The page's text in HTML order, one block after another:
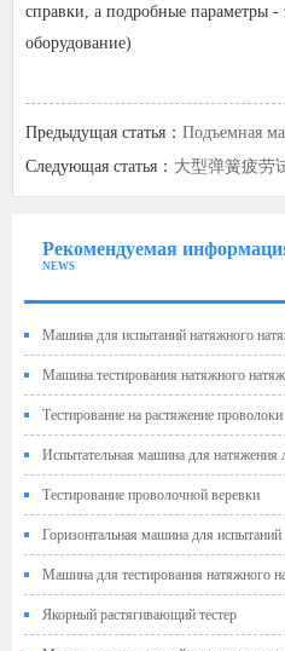
справки, а подробные параметры -
оборудование)
Предыдущая статья： Подъемная
усталость
Следующая статья： 大型弹簧疲劳
Рекомендуемая
NEWS
Машина для испытаний натяжного
Машина тестирования натяжного
Тестирование на растяжение проволоки
Испытательная машина для натяжения
Тестирование проволочной веревки
Горизонтальная машина для испытаний
Машина для тестирования натяжного
Якорный растягивающий тестер